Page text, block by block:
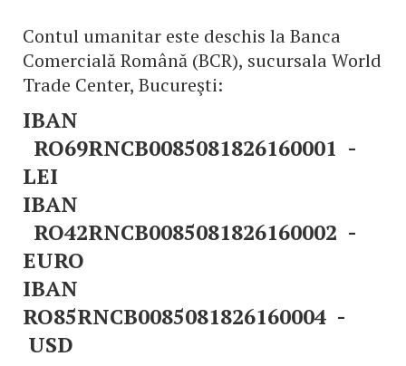
Contul umanitar este deschis la Banca
Comercială Română (BCR), sucursala World
Trade Center, Bucureşti:
IBAN
RO69RNCB0085081826160001 -
LEI
IBAN
RO42RNCB0085081826160002 -
EURO
IBAN
RO85RNCB0085081826160004 -
USD